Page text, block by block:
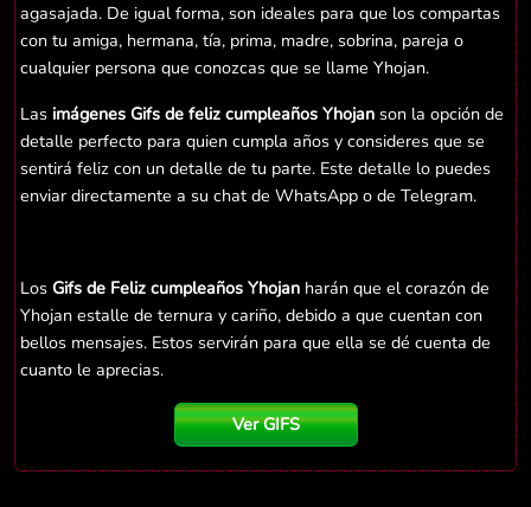
agasajada. De igual forma, son ideales para que los compartas
con tu amiga, hermana, tía, prima, madre, sobrina, pareja o
cualquier persona que conozcas que se llame Yhojan.
Las imágenes Gifs de feliz cumpleaños Yhojan son la opción de
detalle perfecto para quien cumpla años y consideres que se
sentirá feliz con un detalle de tu parte. Este detalle lo puedes
enviar directamente a su chat de WhatsApp o de Telegram.
Los Gifs de Feliz cumpleaños Yhojan harán que el corazón de
Yhojan estalle de ternura y cariño, debido a que cuentan con
bellos mensajes. Estos servirán para que ella se dé cuenta de
cuanto le aprecias.
Ver GIFS